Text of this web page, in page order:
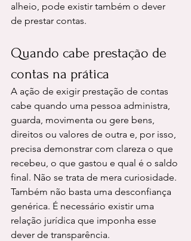
alheio, pode existir também o dever
de prestar contas.
Quando cabe prestação de
contas na prática
A ação de exigir prestação de contas
cabe quando uma pessoa administra,
guarda, movimenta ou gere bens,
direitos ou valores de outra e, por isso,
precisa demonstrar com clareza o que
recebeu, o que gastou e qual é o saldo
final. Não se trata de mera curiosidade.
Também não basta uma desconfiança
genérica. É necessário existir uma
relação jurídica que imponha esse
dever de transparência.